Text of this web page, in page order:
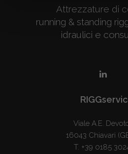
Attrezzature di
running & standing
idraulici e
Viale A.E.
16043 Chiavari
T. +39 0185